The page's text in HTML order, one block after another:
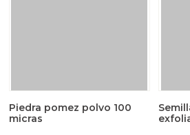
Piedra pomez polvo 100
micras